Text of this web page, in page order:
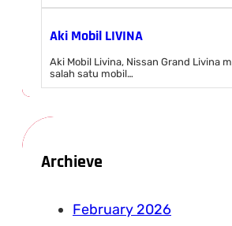
Aki Mobil LIVINA
Aki Mobil Livina, Nissan Grand Livina
salah satu mobil…
Archieve
February 2026